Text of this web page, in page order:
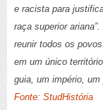
e racista para
raça superior
reunir todos os
em um único
guia, um império, um
Fonte: StudHistória